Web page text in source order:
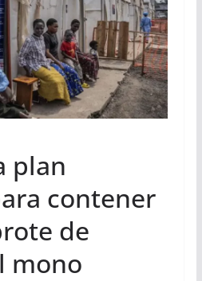
plan
contener
de
mono